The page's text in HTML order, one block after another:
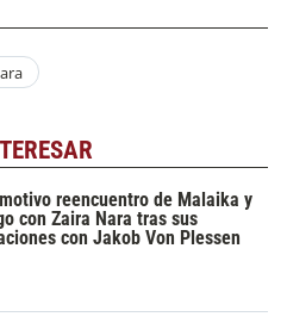
reencuentro de Malaika y
con Zaira Nara tras sus
con Jakob Von Plessen